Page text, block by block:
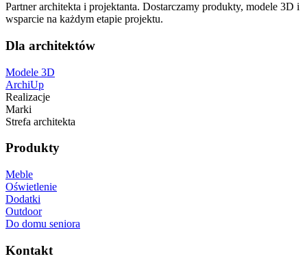
Partner architekta i projektanta. Dostarczamy produkty, modele 3D i
wsparcie na każdym etapie projektu.
Dla architektów
Modele 3D
ArchiUp
Realizacje
Marki
Strefa architekta
Produkty
Meble
Oświetlenie
Dodatki
Outdoor
Do domu seniora
Kontakt